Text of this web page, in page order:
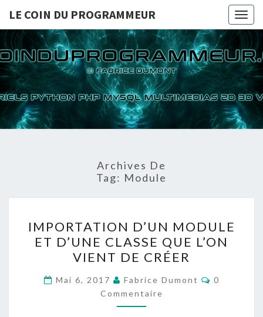
LE COIN DU PROGRAMMEUR
LE
TUTORIELS
PYTHON PHP
MYSQL
MULTIMEDIAS
2D 3D VIDEOS
Archives De
Tag: Module
D’UN
MODULE
ET
D’UNE
CLASSE
QUE
IMPORTATION D’UN MODULE
ET D’UNE CLASSE QUE L’ON
VIENT DE CRÉER
Mai 6, 2017 Fabrice Dumont
0
Commentaire